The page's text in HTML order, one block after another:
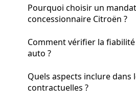
Pourquoi choisir un
concessionnaire Citroën ?
Comment vérifier la
auto ?
Quels aspects inclure dans
contractuelles ?